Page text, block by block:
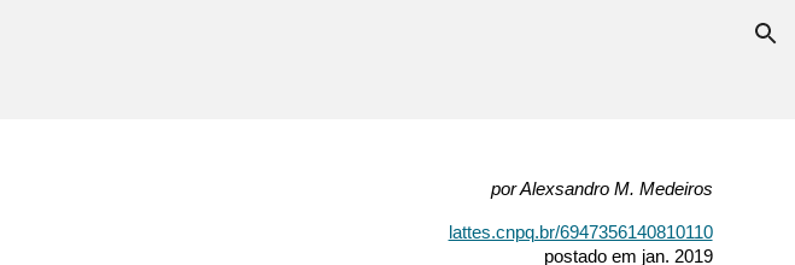
por Alexsandro M. Medeiros
lattes.cnpq.br/6947356140810110
postado em jan. 2019